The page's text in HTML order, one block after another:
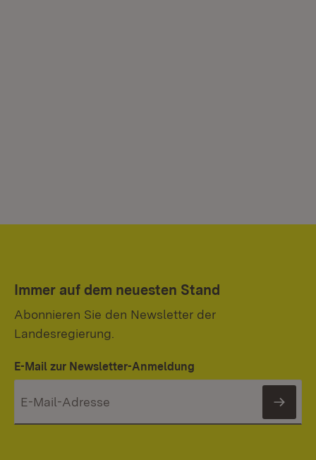
Immer auf dem neuesten Stand
Abonnieren Sie den Newsletter der
Landesregierung.
E-Mail zur Newsletter-Anmeldung